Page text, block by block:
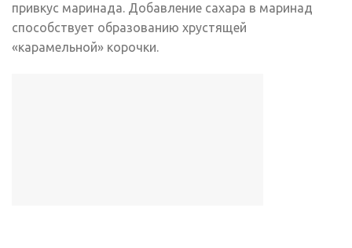
привкус маринада. Добавление сахара в маринад
способствует образованию хрустящей
«карамельной» корочки.